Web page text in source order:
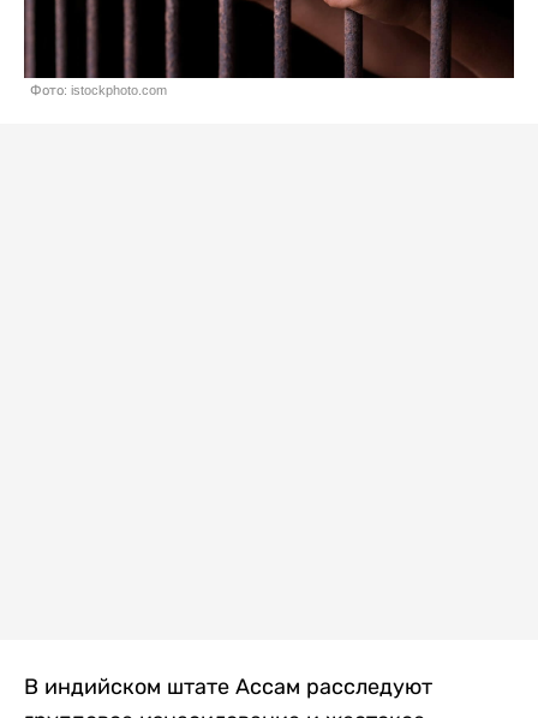
Фото: istockphoto.com
В индийском штате Ассам расследуют